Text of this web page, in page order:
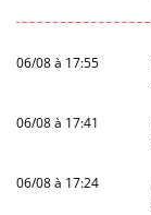
06/08 à 17:55
06/08 à 17:41
06/08 à 17:24